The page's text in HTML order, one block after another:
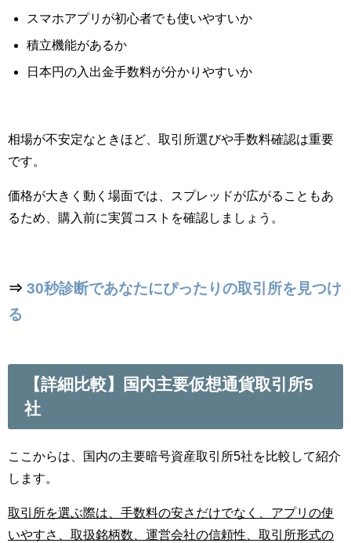
スマホアプリが初心者でも使いやすいか
積立機能があるか
日本円の入出金手数料が分かりやすいか
相場が不安定なときほど、取引所選びや手数料確認は重要
です。
価格が大きく動く場面では、スプレッドが広がることもあ
るため、購入前に実質コストを確認しましょう。
⇒ 30秒診断であなたにぴったりの取引所を見つけ
る
【詳細比較】国内主要仮想通貨取引所5
社
ここからは、国内の主要暗号資産取引所5社を比較して紹介
します。
取引所を選ぶ際は、手数料の安さだけでなく、アプリの使
いやすさ、取扱銘柄数、運営会社の信頼性、取引所形式の